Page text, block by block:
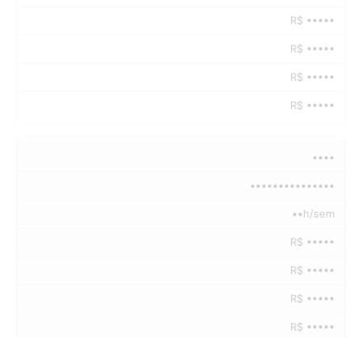
R$ •••••
R$ •••••
R$ •••••
R$ •••••
••••
•••••••••••••••
••h/sem
R$ •••••
R$ •••••
R$ •••••
R$ •••••